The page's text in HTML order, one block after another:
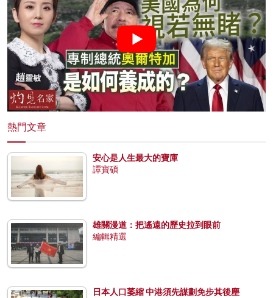
熱門文章
安心是人生最大的寶庫
譚寶碩
雄關漫道：把遙遠的歷史拉到眼前
編輯精選
日本人口萎縮 中港須先謀劃免步其後塵